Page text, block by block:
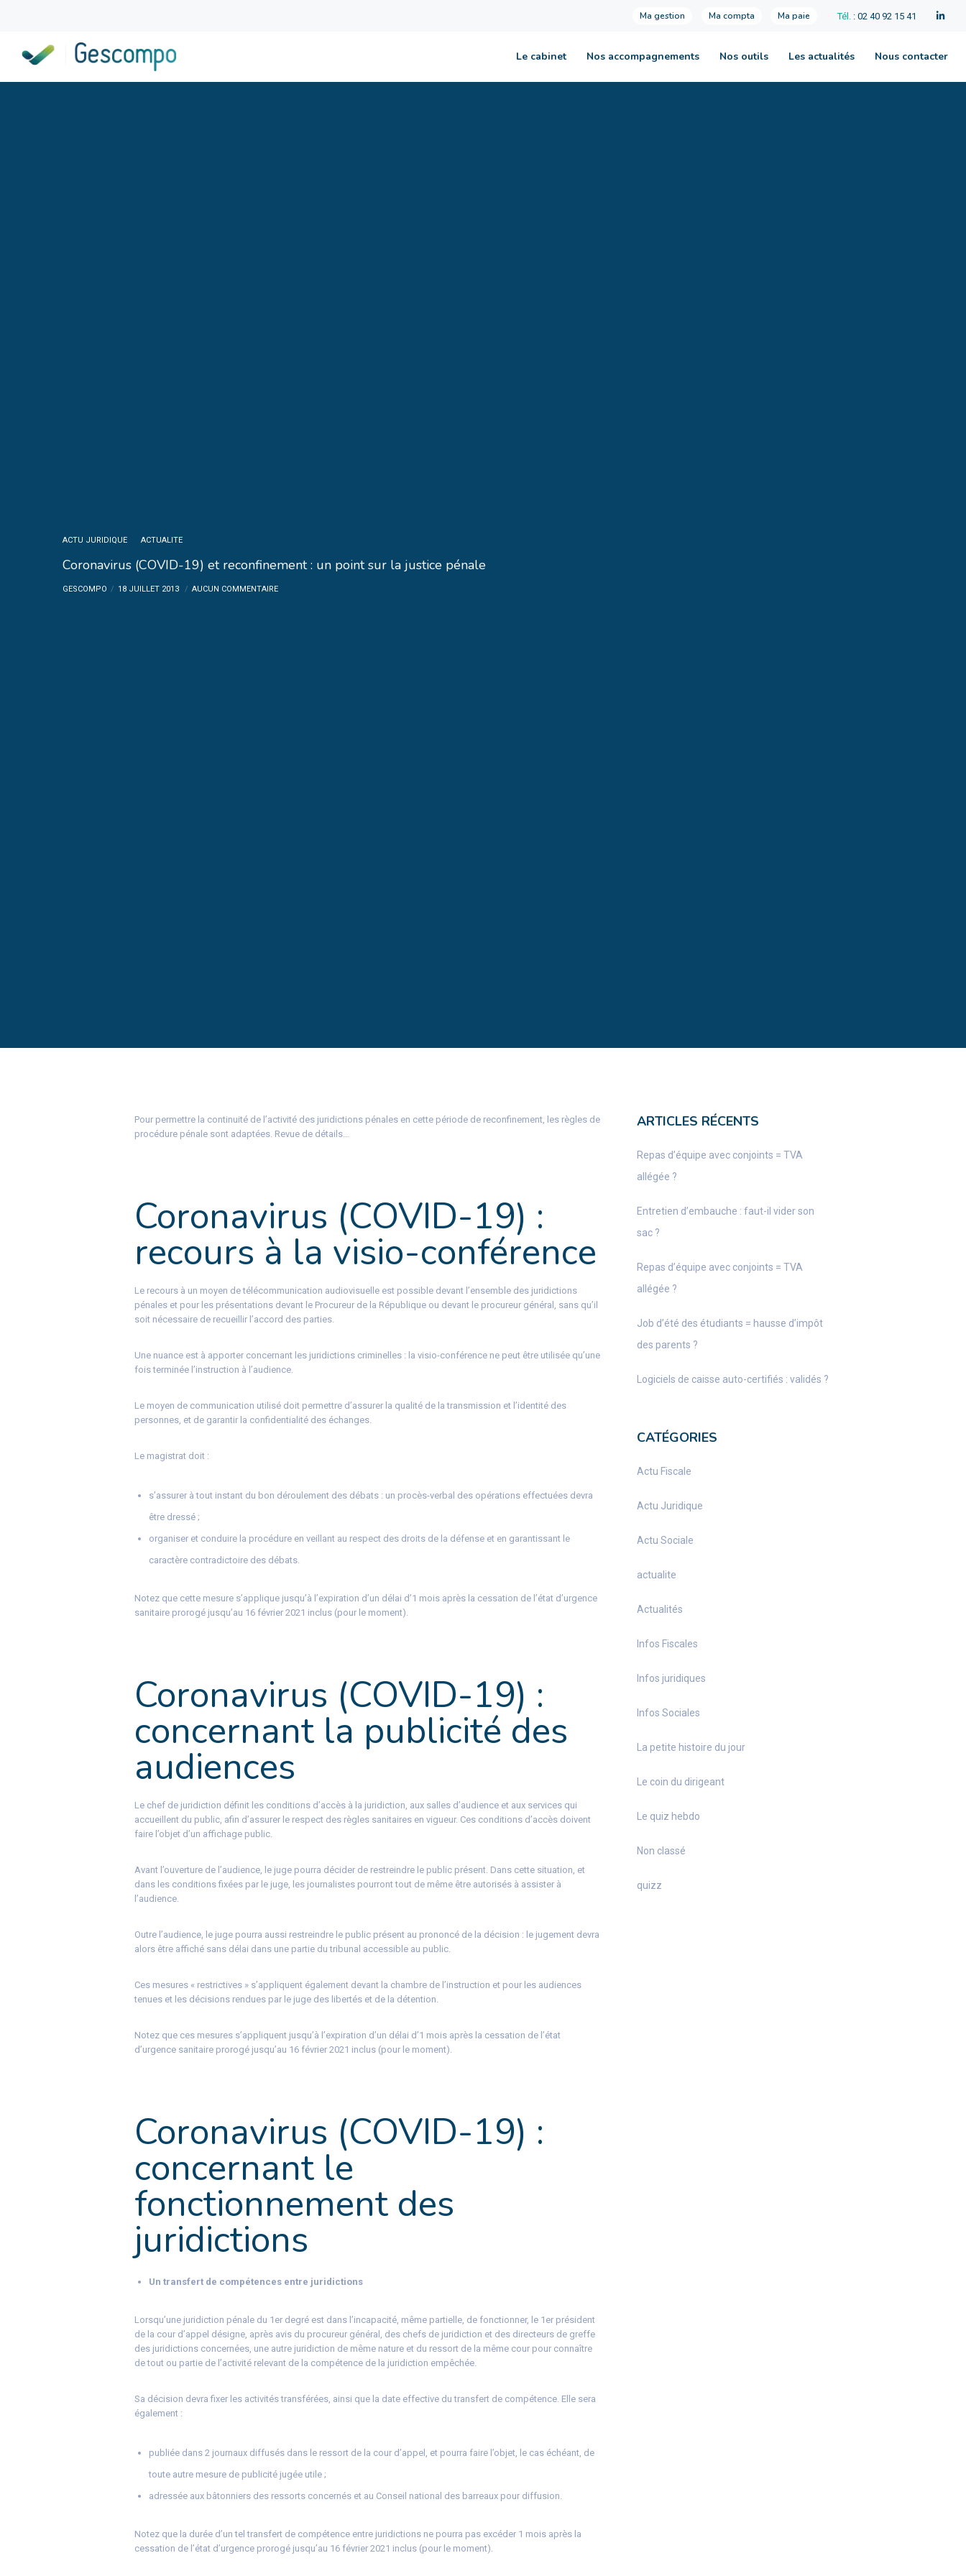
Ma gestion Ma compta Ma paie Tél. : 02 40 92 15 41
Le cabinet Nos accompagnements Nos outils Les actualités Nous contacter
ACTU JURIDIQUE ACTUALITE
Coronavirus (COVID-19) et reconfinement : un point sur la justice pénale
GESCOMPO 18 JUILLET 2013 AUCUN COMMENTAIRE
Pour permettre la continuité de l’activité des juridictions pénales en cette période de reconfinement, les règles de
procédure pénale sont adaptées. Revue de détails…
Coronavirus (COVID-19) :
recours à la visio-conférence
Le recours à un moyen de télécommunication audiovisuelle est possible devant l’ensemble des juridictions
pénales et pour les présentations devant le Procureur de la République ou devant le procureur général, sans qu’il
soit nécessaire de recueillir l’accord des parties.
Une nuance est à apporter concernant les juridictions criminelles : la visio-conférence ne peut être utilisée qu’une
fois terminée l’instruction à l’audience.
Le moyen de communication utilisé doit permettre d’assurer la qualité de la transmission et l’identité des
personnes, et de garantir la confidentialité des échanges.
Le magistrat doit :
s’assurer à tout instant du bon déroulement des débats : un procès-verbal des opérations effectuées devra
être dressé ;
organiser et conduire la procédure en veillant au respect des droits de la défense et en garantissant le
caractère contradictoire des débats.
Notez que cette mesure s’applique jusqu’à l’expiration d’un délai d’1 mois après la cessation de l’état d’urgence
sanitaire prorogé jusqu’au 16 février 2021 inclus (pour le moment).
Coronavirus (COVID-19) :
concernant la publicité des
audiences
Le chef de juridiction définit les conditions d’accès à la juridiction, aux salles d’audience et aux services qui
accueillent du public, afin d’assurer le respect des règles sanitaires en vigueur. Ces conditions d’accès doivent
faire l’objet d’un affichage public.
Avant l’ouverture de l’audience, le juge pourra décider de restreindre le public présent. Dans cette situation, et
dans les conditions fixées par le juge, les journalistes pourront tout de même être autorisés à assister à
l’audience.
Outre l’audience, le juge pourra aussi restreindre le public présent au prononcé de la décision : le jugement devra
alors être affiché sans délai dans une partie du tribunal accessible au public.
Ces mesures « restrictives » s’appliquent également devant la chambre de l’instruction et pour les audiences
tenues et les décisions rendues par le juge des libertés et de la détention.
Notez que ces mesures s’appliquent jusqu’à l’expiration d’un délai d’1 mois après la cessation de l’état
d’urgence sanitaire prorogé jusqu’au 16 février 2021 inclus (pour le moment).
Coronavirus (COVID-19) :
concernant le
fonctionnement des
juridictions
Un transfert de compétences entre juridictions
Lorsqu’une juridiction pénale du 1er degré est dans l’incapacité, même partielle, de fonctionner, le 1er président
de la cour d’appel désigne, après avis du procureur général, des chefs de juridiction et des directeurs de greffe
des juridictions concernées, une autre juridiction de même nature et du ressort de la même cour pour connaître
de tout ou partie de l’activité relevant de la compétence de la juridiction empêchée.
Sa décision devra fixer les activités transférées, ainsi que la date effective du transfert de compétence. Elle sera
également :
publiée dans 2 journaux diffusés dans le ressort de la cour d’appel, et pourra faire l’objet, le cas échéant, de
toute autre mesure de publicité jugée utile ;
adressée aux bâtonniers des ressorts concernés et au Conseil national des barreaux pour diffusion.
Notez que la durée d’un tel transfert de compétence entre juridictions ne pourra pas excéder 1 mois après la
cessation de l’état d’urgence prorogé jusqu’au 16 février 2021 inclus (pour le moment).
ARTICLES RÉCENTS
Repas d’équipe avec conjoints = TVA
allégée ?
Entretien d’embauche : faut-il vider son
sac ?
Repas d’équipe avec conjoints = TVA
allégée ?
Job d’été des étudiants = hausse d’impôt
des parents ?
Logiciels de caisse auto-certifiés : validés ?
CATÉGORIES
Actu Fiscale
Actu Juridique
Actu Sociale
actualite
Actualités
Infos Fiscales
Infos juridiques
Infos Sociales
La petite histoire du jour
Le coin du dirigeant
Le quiz hebdo
Non classé
quizz